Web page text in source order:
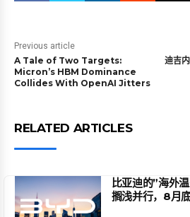
Previous article
A Tale of Two Targets:
Micron’s HBM Dominance
Collides With OpenAI Jitters
迪吉
RELATED ARTICLES
比亚迪的”海外
搁浅并行，8月